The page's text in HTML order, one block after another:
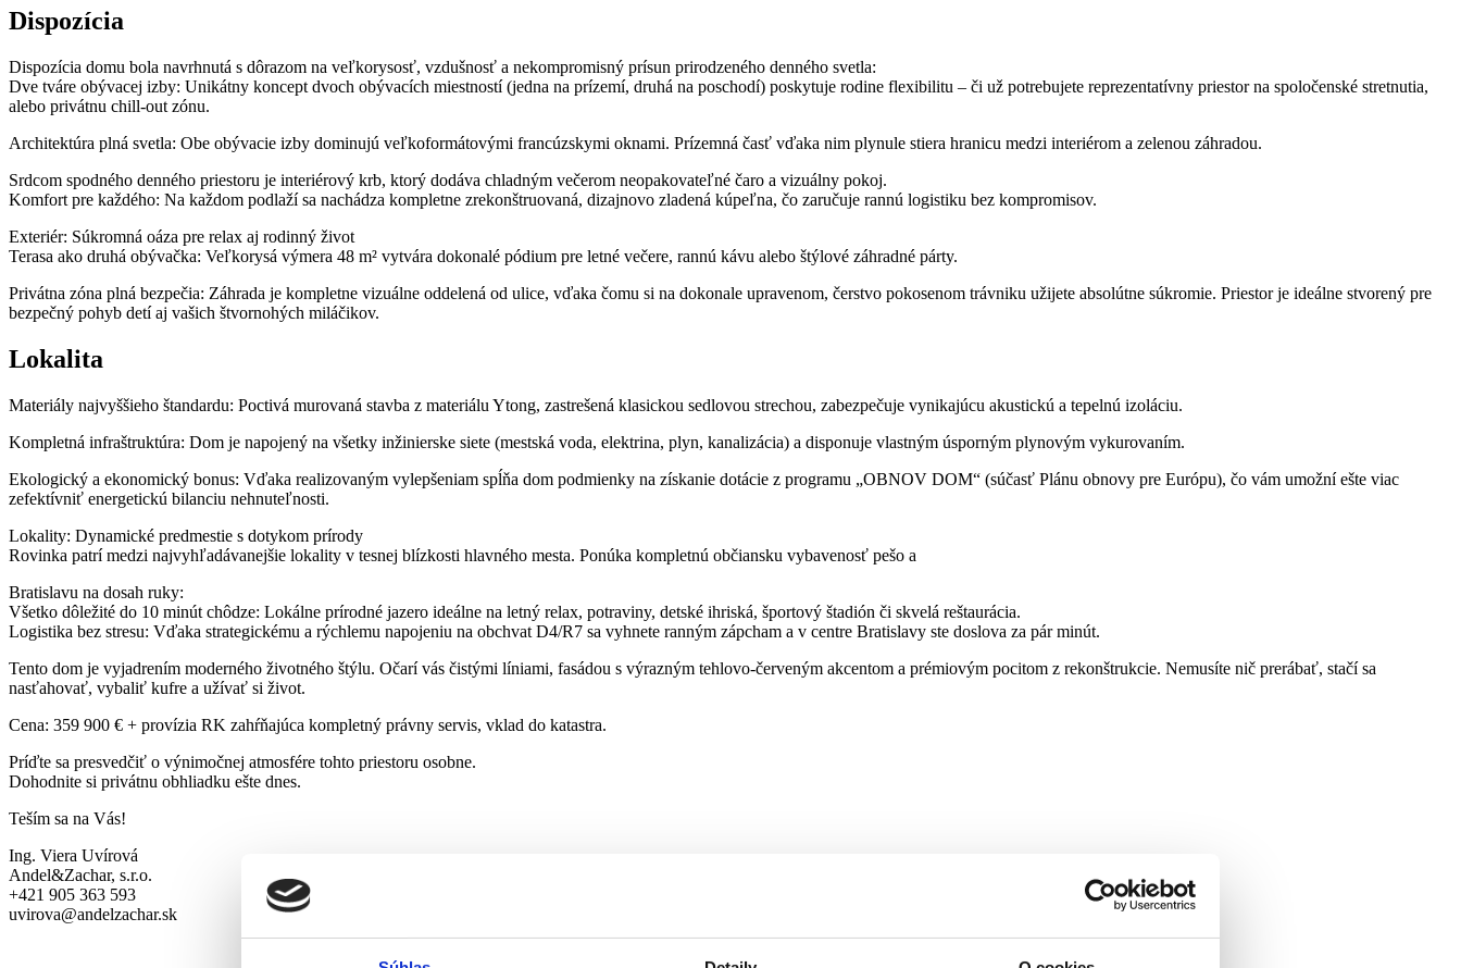
Dispozícia
Dispozícia domu bola navrhnutá s dôrazom na veľkorysosť, vzdušnosť a nekompromisný prísun prirodzeného denného svetla:
Dve tváre obývacej izby: Unikátny koncept dvoch obývacích miestností (jedna na prízemí, druhá na poschodí) poskytuje rodine flexibilitu – či už potrebujete reprezentatívny priestor na spoločenské stretnutia,
alebo privátnu chill-out zónu.
Architektúra plná svetla: Obe obývacie izby dominujú veľkoformátovými francúzskymi oknami. Prízemná časť vďaka nim plynule stiera hranicu medzi interiérom a zelenou záhradou.
Srdcom spodného denného priestoru je interiérový krb, ktorý dodáva chladným večerom neopakovateľné čaro a vizuálny pokoj.
Komfort pre každého: Na každom podlaží sa nachádza kompletne zrekonštruovaná, dizajnovo zladená kúpeľna, čo zaručuje rannú logistiku bez kompromisov.
Exteriér: Súkromná oáza pre relax aj rodinný život
Terasa ako druhá obývačka: Veľkorysá výmera 48 m² vytvára dokonalé pódium pre letné večere, rannú kávu alebo štýlové záhradné párty.
Privátna zóna plná bezpečia: Záhrada je kompletne vizuálne oddelená od ulice, vďaka čomu si na dokonale upravenom, čerstvo pokosenom trávniku užijete absolútne súkromie. Priestor je ideálne stvorený pre
bezpečný pohyb detí aj vašich štvornohých miláčikov.
Lokalita
Materiály najvyššieho štandardu: Poctivá murovaná stavba z materiálu Ytong, zastrešená klasickou sedlovou strechou, zabezpečuje vynikajúcu akustickú a tepelnú izoláciu.
Kompletná infraštruktúra: Dom je napojený na všetky inžinierske siete (mestská voda, elektrina, plyn, kanalizácia) a disponuje vlastným úsporným plynovým vykurovaním.
Ekologický a ekonomický bonus: Vďaka realizovaným vylepšeniam spĺňa dom podmienky na získanie dotácie z programu „OBNOV DOM“ (súčasť Plánu obnovy pre Európu), čo vám umožní ešte viac
zefektívniť energetickú bilanciu nehnuteľnosti.
Lokality: Dynamické predmestie s dotykom prírody
Rovinka patrí medzi najvyhľadávanejšie lokality v tesnej blízkosti hlavného mesta. Ponúka kompletnú občiansku vybavenosť pešo a
Bratislavu na dosah ruky:
Všetko dôležité do 10 minút chôdze: Lokálne prírodné jazero ideálne na letný relax, potraviny, detské ihriská, športový štadión či skvelá reštaurácia.
Logistika bez stresu: Vďaka strategickému a rýchlemu napojeniu na obchvat D4/R7 sa vyhnete ranným zápcham a v centre Bratislavy ste doslova za pár minút.
Tento dom je vyjadrením moderného životného štýlu. Očarí vás čistými líniami, fasádou s výrazným tehlovo-červeným akcentom a prémiovým pocitom z rekonštrukcie. Nemusíte nič prerábať, stačí sa
nasťahovať, vybaliť kufre a užívať si život.
Cena: 359 900 € + provízia RK zahŕňajúca kompletný právny servis, vklad do katastra.
Príďte sa presvedčiť o výnimočnej atmosfére tohto priestoru osobne.
Dohodnite si privátnu obhliadku ešte dnes.
Teším sa na Vás!
Ing. Viera Uvírová
Andel&Zachar, s.r.o.
+421 905 363 593
uvirova@andelzachar.sk